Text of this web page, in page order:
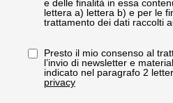
e delle finalità in essa
lettera a) lettera b) e per le
trattamento dei dati raccolti
Presto il mio consenso al
l’invio di newsletter e
indicato nel paragrafo 2
privacy